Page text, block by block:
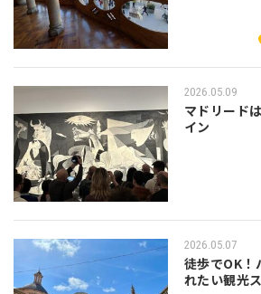
2026.05.09
マドリード
イン
2026.05.07
徒歩でOK！
れたい観光